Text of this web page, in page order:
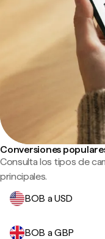
Conversiones
Consulta los tipos de
principales.
BOB a USD
BOB a GBP